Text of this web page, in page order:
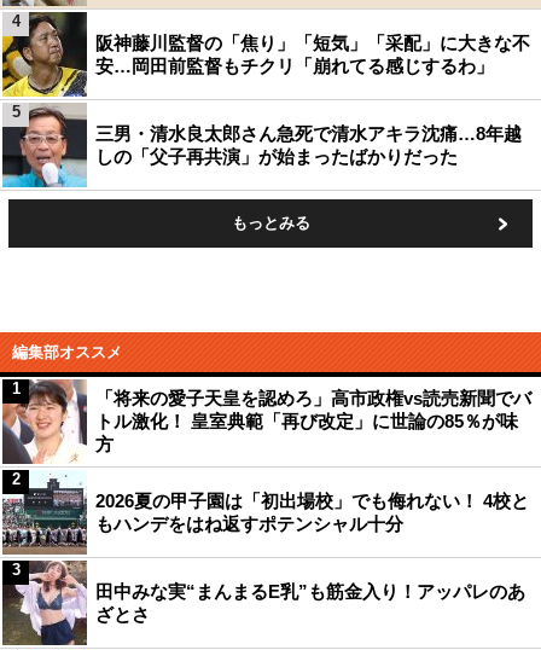
阪神藤川監督の「焦り」「短気」「采配」に大きな不
安…岡田前監督もチクリ「崩れてる感じするわ」
4
三男・清水良太郎さん急死で清水アキラ沈痛…8年越
しの「父子再共演」が始まったばかりだった
5
もっとみる
編集部オススメ
「将来の愛子天皇を認めろ」高市政権vs読売新聞でバ
トル激化！ 皇室典範「再び改定」に世論の85％が味
方
1
2026夏の甲子園は「初出場校」でも侮れない！ 4校と
もハンデをはね返すポテンシャル十分
2
田中みな実“まんまるE乳”も筋金入り！アッパレのあ
ざとさ
3